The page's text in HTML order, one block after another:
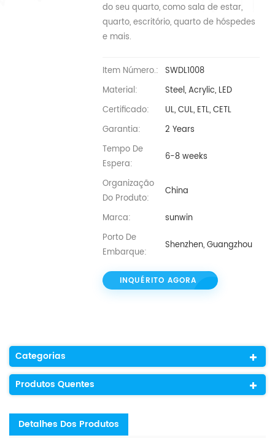
do seu quarto, como sala de estar,
quarto, escritório, quarto de hóspedes
e mais.
Item Número.: SWDL1008
Material:
Steel, Acrylic, LED
Certificado:
UL, CUL, ETL, CETL
Garantia:
2 Years
Tempo De
Espera:
6-8 weeks
Organização
Do Produto:
China
Marca:
sunwin
Porto De
Embarque:
Shenzhen, Guangzhou
INQUÉRITO AGORA
Categorias
Produtos Quentes
Detalhes Dos Produtos